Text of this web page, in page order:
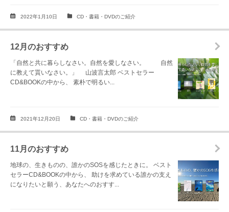
2022年1月10日 CD・書籍・DVDのご紹介
12月のおすすめ
「自然と共に暮らしなさい。自然を愛しなさい。 自然
に教えて貰いなさい。」 山波言太郎 ベストセラー
CD&BOOKの中から、 素朴で明るい...
2021年12月20日 CD・書籍・DVDのご紹介
11月のおすすめ
地球の、生きものの、誰かのSOSを感じたときに。 ベスト
セラーCD&BOOKの中から、 助けを求めている誰かの支え
になりたいと願う、あなたへのおすす...